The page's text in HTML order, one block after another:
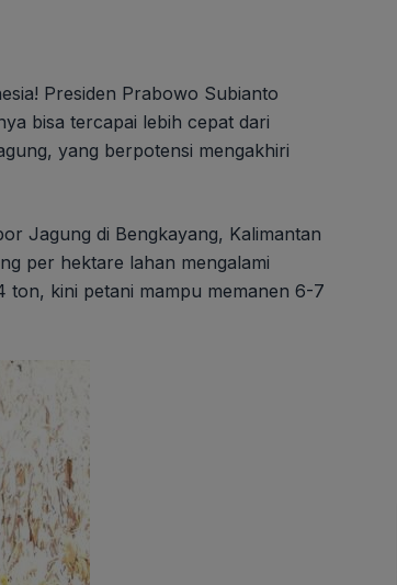
Presiden Prabowo Subianto
bisa tercapai lebih cepat dari
yang berpotensi mengakhiri
Jagung di Bengkayang, Kalimantan
per hektare lahan mengalami
ton, kini petani mampu memanen 6-7